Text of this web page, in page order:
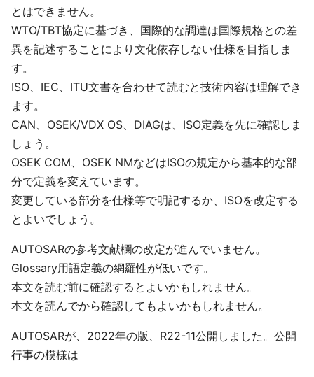
とはできません。
WTO/TBT協定に基づき、国際的な調達は国際規格との差
異を記述することにより文化依存しない仕様を目指しま
す。
ISO、IEC、ITU文書を合わせて読むと技術内容は理解でき
ます。
CAN、OSEK/VDX OS、DIAGは、ISO定義を先に確認しま
しょう。
OSEK COM、OSEK NMなどはISOの規定から基本的な部
分で定義を変えています。
変更している部分を仕様等で明記するか、ISOを改定する
とよいでしょう。
AUTOSARの参考文献欄の改定が進んでいません。
Glossary用語定義の網羅性が低いです。
本文を読む前に確認するとよいかもしれません。
本文を読んでから確認してもよいかもしれません。
AUTOSARが、2022年の版、R22-11公開しました。公開
行事の模様は